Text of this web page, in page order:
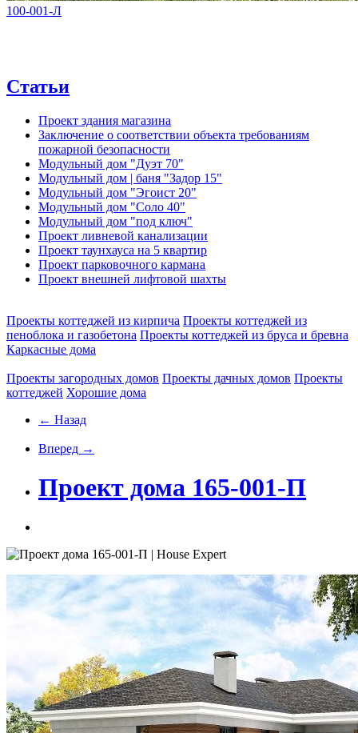
100-001-Л
Статьи
Проект здания магазина
Заключение о соответствии объекта требованиям
пожарной безопасности
Модульный дом "Дуэт 70"
Модульный дом | баня "Задор 15"
Модульный дом "Эгоист 20"
Модульный дом "Соло 40"
Модульный дом "под ключ"
Проект ливневой канализации
Проект таунхауса на 5 квартир
Проект парковочного кармана
Проект внешней лифтовой шахты
Проекты коттеджей из кирпича Проекты коттеджей из
пеноблока и газобетона Проекты коттеджей из бруса и бревна
Каркасные дома
Проекты загородных домов Проекты дачных домов Проекты
коттеджей Хорошие дома
← Назад
Вперед →
Проект дома 165-001-П